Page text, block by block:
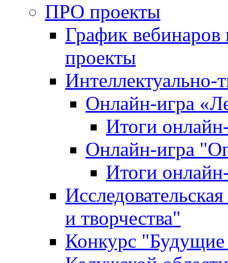
ПРО проекты
График
проекты
Интеллектуально-
Онлайн-игра
Итоги
Онлайн-игра
Итоги
и творчества"
Конкурс